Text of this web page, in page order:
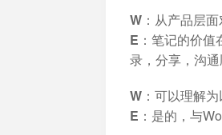
W：从产品层
E： 笔记的价值
录，分享，沟通
W：可以理解为
E： 是的，与